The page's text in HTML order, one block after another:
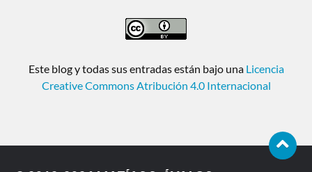
Este blog y todas sus entradas están bajo una Licencia
Creative Commons Atribución 4.0 Internacional